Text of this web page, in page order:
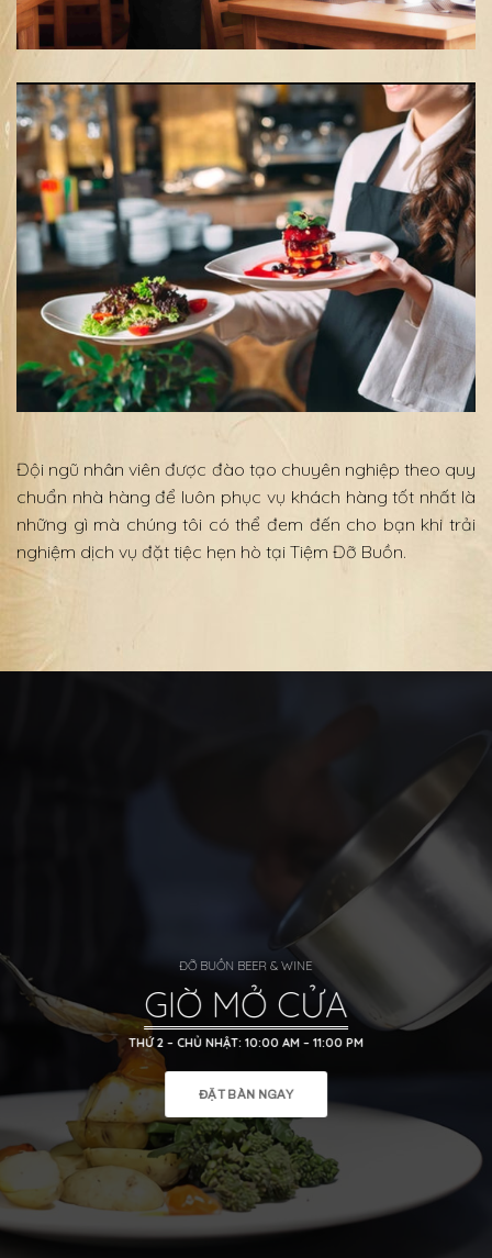
Đội ngũ nhân viên được đào tạo chuyên nghiệp theo quy
chuẩn nhà hàng để luôn phục vụ khách hàng tốt nhất là
những gì mà chúng tôi có thể đem đến cho bạn khi trải
nghiệm dịch vụ đặt tiệc hẹn hò tại Tiệm Đỡ Buồn.
ĐỠ BUỒN BEER & WINE
GIỜ MỞ CỬA
THỨ 2 – CHỦ NHẬT: 10:00 AM – 11:00 PM
ĐẶT BÀN NGAY